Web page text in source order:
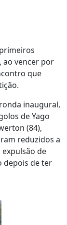
ao vencer por
que
inaugural,
de Yago
(84),
reduzidos a
de
depois de ter